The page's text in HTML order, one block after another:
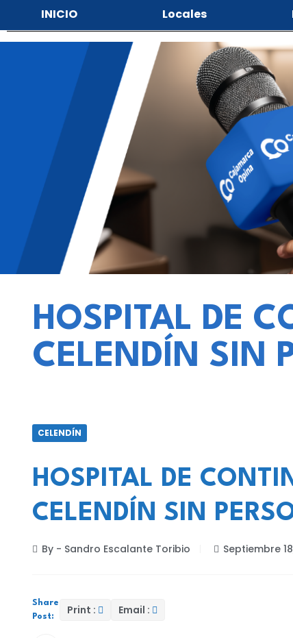
INICIO Locales
HOSPITAL DE
CELENDÍN SIN
CELENDÍN
HOSPITAL DE
CELENDÍN SIN
By - Sandro Escalante Toribio Septiembre
Share
Post:
Print : Email :